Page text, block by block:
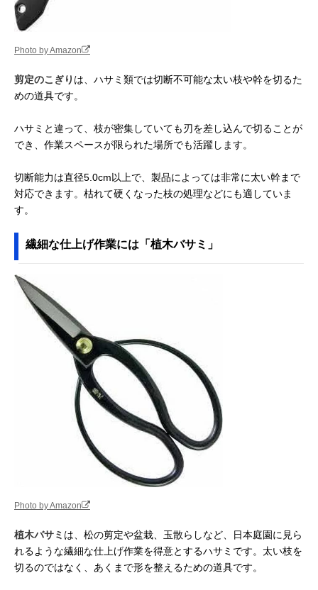
Photo by Amazon
剪定のこぎり は、ハサミ類では切断不可能な太い枝や幹を切るた
めの道具です。
ハサミと違って、枝が密集していても刃を差し込んで切ることが
でき、作業スペースが限られた場所でも活躍します。
切断能力は直径5.0cm以上で、製品によっては非常に太い幹まで
対応できます。枯れて硬くなった枝の処理などにも適していま
す。
繊細な仕上げ作業には「植木バサミ」
Photo by Amazon
植木バサミ は、松の剪定や盆栽、玉散らしなど、日本庭園に見ら
れるような繊細な仕上げ作業を得意とするハサミです。太い枝を
切るのではなく、あくまで形を整えるための道具です。